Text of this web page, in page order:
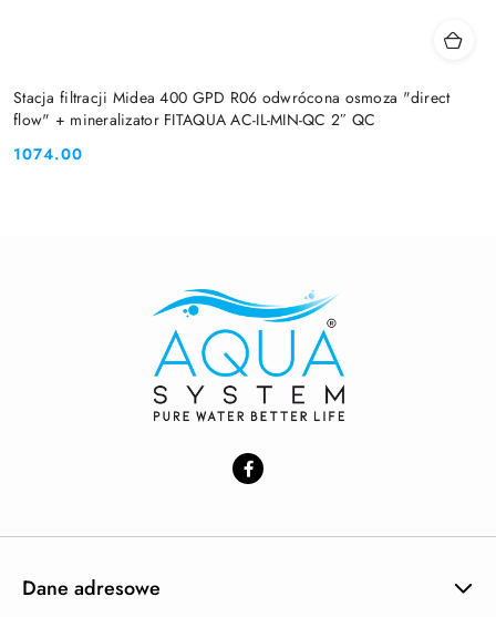
Stacja filtracji Midea 400 GPD R06 odwrócona osmoza "direct
flow" + mineralizator FITAQUA AC-IL-MIN-QC 2″ QC
Cena:
1074.00
Dane adresowe